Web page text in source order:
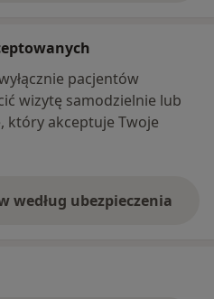
pacjentów
wizytę samodzielnie lub
który akceptuje Twoje
według ubezpieczenia